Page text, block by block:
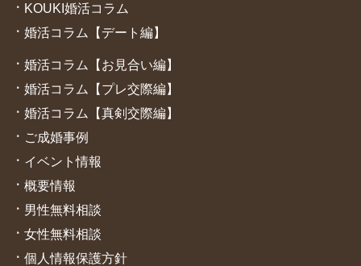
KOUKI婚活コラム
婚活コラム【デート編】
婚活コラム【お見合い編】
婚活コラム【プレ交際編】
婚活コラム【真剣交際編】
ご成婚事例
イベント情報
概要情報
男性無料相談
女性無料相談
個人情報保護方針